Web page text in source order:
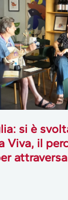
si è
Viva, il